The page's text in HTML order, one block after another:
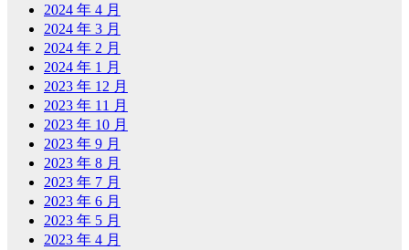
2024 年 4 月
2024 年 3 月
2024 年 2 月
2024 年 1 月
2023 年 12 月
2023 年 11 月
2023 年 10 月
2023 年 9 月
2023 年 8 月
2023 年 7 月
2023 年 6 月
2023 年 5 月
2023 年 4 月